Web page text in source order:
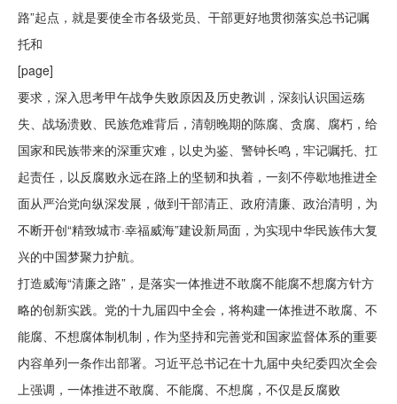
路”起点，就是要使全市各级党员、干部更好地贯彻落实总书记嘱
托和
[page]
要求，深入思考甲午战争失败原因及历史教训，深刻认识国运殇
失、战场溃败、民族危难背后，清朝晚期的陈腐、贪腐、腐朽，给
国家和民族带来的深重灾难，以史为鉴、警钟长鸣，牢记嘱托、扛
起责任，以反腐败永远在路上的坚韧和执着，一刻不停歇地推进全
面从严治党向纵深发展，做到干部清正、政府清廉、政治清明，为
不断开创“精致城市·幸福威海”建设新局面，为实现中华民族伟大复
兴的中国梦聚力护航。
打造威海“清廉之路”，是落实一体推进不敢腐不能腐不想腐方针方
略的创新实践。党的十九届四中全会，将构建一体推进不敢腐、不
能腐、不想腐体制机制，作为坚持和完善党和国家监督体系的重要
内容单列一条作出部署。习近平总书记在十九届中央纪委四次全会
上强调，一体推进不敢腐、不能腐、不想腐，不仅是反腐败